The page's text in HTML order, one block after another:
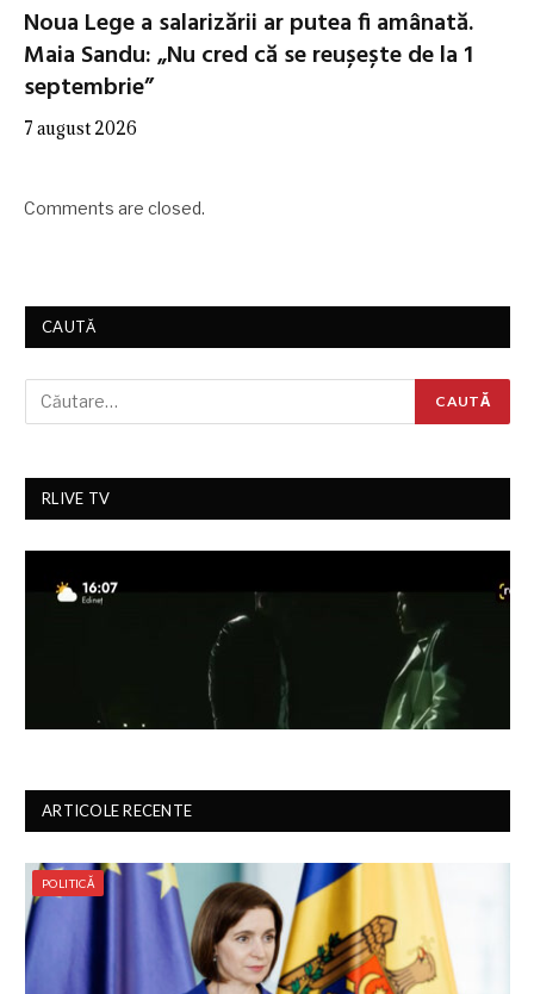
Noua Lege a salarizării ar putea fi amânată.
Maia Sandu: „Nu cred că se reușește de la 1
septembrie”
7 august 2026
Comments are closed.
CAUTĂ
RLIVE TV
ARTICOLE RECENTE
POLITICĂ